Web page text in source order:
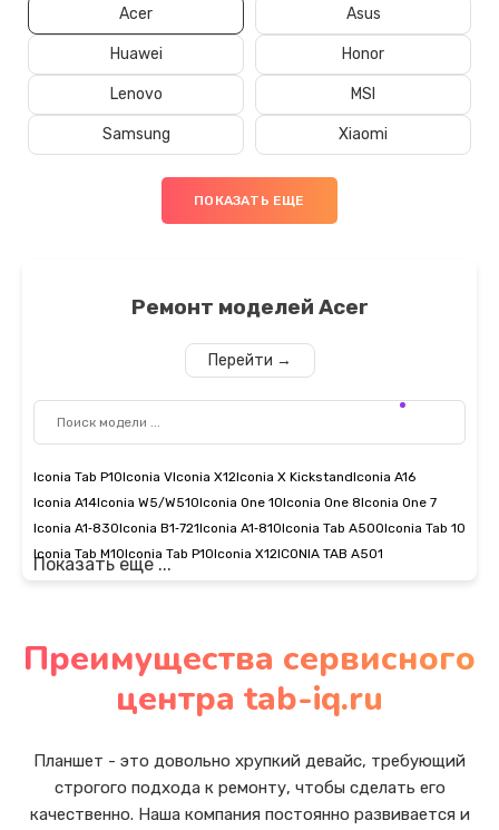
Acer Asus
Huawei Honor
Lenovo MSI
Samsung Xiaomi
ПОКАЗАТЬ ЕЩЕ
Ремонт моделей Acer
Перейти →
Iconia Tab P10Iconia VIconia X12Iconia X KickstandIconia A16
Iconia A14Iconia W5/W510Iconia One 10Iconia One 8Iconia One 7
Iconia A1‑830Iconia B1‑721Iconia A1‑810Iconia Tab A500Iconia Tab 10
Iconia Tab M10Iconia Tab P10Iconia X12ICONIA TAB A501
Показать еще ...
Преимущества сервисного
центра tab-iq.ru
Планшет - это довольно хрупкий девайс, требующий
строгого подхода к ремонту, чтобы сделать его
качественно. Наша компания постоянно развивается и